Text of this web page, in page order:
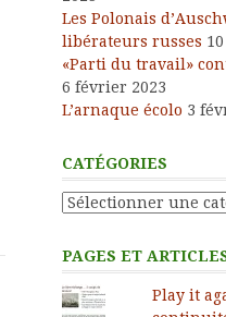
Les Polonais
libérateurs russes
«Parti du travail»
6 février 2023
L’arnaque écolo 3
CATÉGORIES
Catégories
PAGES ET
Play it